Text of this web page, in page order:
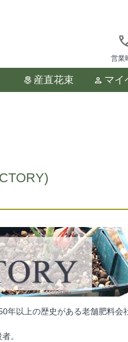
営業
産直花束 マイ
ます。
。
年以上の歴史がある老舗肥料会
。